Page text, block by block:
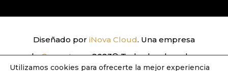
Diseñado por iNova Cloud. Una empresa
deGrupo Inova2023© Todos los derechos
Utilizamos cookies para ofrecerte la mejor experiencia